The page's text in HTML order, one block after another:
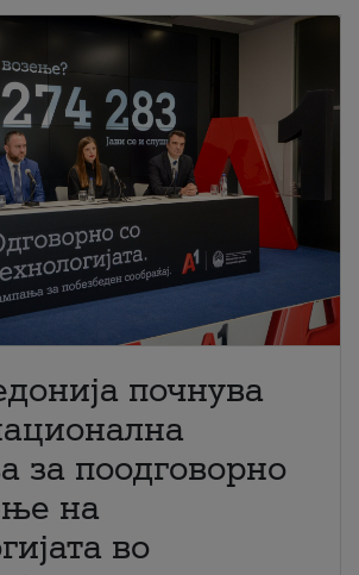
почнува
за поодговорно
на
во